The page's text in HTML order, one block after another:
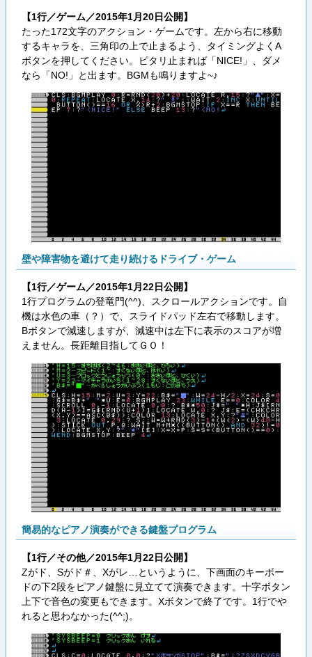
【1行／ゲーム／2015年1月20日公開】
たった172文字のアクション・ゲームです。左から右に移動
するキャラを、三角印の上で止まるよう、タイミングよくA
ボタンを押してください。ピタリ止まれば「NICE!」、ダメ
なら「NO!」と出ます。BGMも鳴りますよ~♪
壁や障害物を避けて走り続けるドライブ・ゲーム
【1行／ゲーム／2015年1月22日公開】
1行プログラムの登竜門(^^)、スクロールアクションです。自
機は水色の車（？）で、スライドパッド左右で移動します。
Bボタンで減速しますが、減速中は左下に表示のスコアが増
えません。長距離目指してＧＯ！
簡易的なピアノ演奏ができる鍵盤プログラム
【1行／その他／2015年1月22日公開】
Zがド、Sがド＃、Xがレ…というように、下画面のキーボー
ドの下2段をピアノ鍵盤に見立てて演奏できます。十字ボタン
上下で音色の変更もできます。Xボタンで終了です。1行でや
れると思わなかった(^^;)。